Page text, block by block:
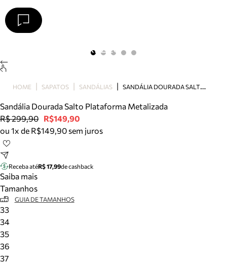
Papete
Scarpin
Mocassim
Bolsa
Tênis
Mule
Rasteira
Precisa de ajuda?
Arezzo
HOME SAPATOS SANDÁLIAS S
ANDÁLIA DOURADA SALTO PLATAFORMA METALIZADA
Sandália Dourada Salto Plataforma Metalizada
R$ 299,90 R$149,90
ou 1x de R$149,90 sem juros
Receba atéR$ 17,99de cashback
Saiba mais
Tamanhos
GUIA DE TAMANHOS
33
34
35
36
37